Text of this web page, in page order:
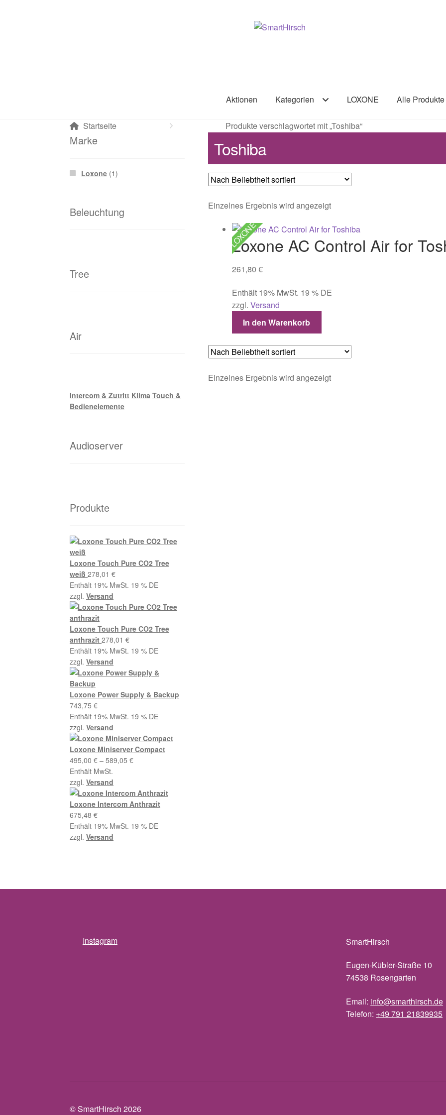
Aktionen Kategorien LOXONE Alle Produkte
Startseite Produkte verschlagwortet mit „Toshiba“
Toshiba
Einzelnes Ergebnis wird angezeigt
LOXONE
Loxone AC Control Air for
261,80 €
Enthält 19% MwSt. 19 % DE
zzgl. Versand
In den Warenkorb
Einzelnes Ergebnis wird angezeigt
Marke
Loxone (1)
Beleuchtung
Tree
Air
Intercom & Zutritt Klima Touch &
Bedienelemente
Audioserver
Produkte
Loxone Touch Pure CO2 Tree
weiß 278,01€
Enthält 19% MwSt. 19 % DE
zzgl.Versand
Loxone Touch Pure CO2 Tree
anthrazit 278,01€
Enthält 19% MwSt. 19 % DE
zzgl.Versand
Loxone Power Supply & Backup
743,75€
Enthält 19% MwSt. 19 % DE
zzgl.Versand
Loxone Miniserver Compact
495,00€ –589,05€Preisspanne:
589,05 €
Enthält MwSt.
zzgl.Versand
Loxone Intercom Anthrazit
675,48€
Enthält 19% MwSt. 19 % DE
zzgl.Versand
Instagram SmartHirsch
Eugen-Kübler-Straße 10
74538 Rosengarten
Email: info@smarthirsch.de
Telefon: +49 791 21839935
© SmartHirsch 2026